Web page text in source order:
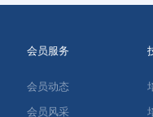
会员服务
会员动态
会员风采